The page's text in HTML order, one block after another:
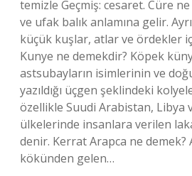
temizle Geçmiş: cesaret. Cüre
ve ufak balık anlamına gelir.
küçük kuşlar, atlar ve ördekler
Kunye ne demekdir? Köpek
astsubayların isimlerinin ve
yazıldığı üçgen şeklindeki
özellikle Suudi Arabistan, Libya
ülkelerinde insanlara verilen
denir. Kerrat Arapca ne demek?
kökünden gelen…